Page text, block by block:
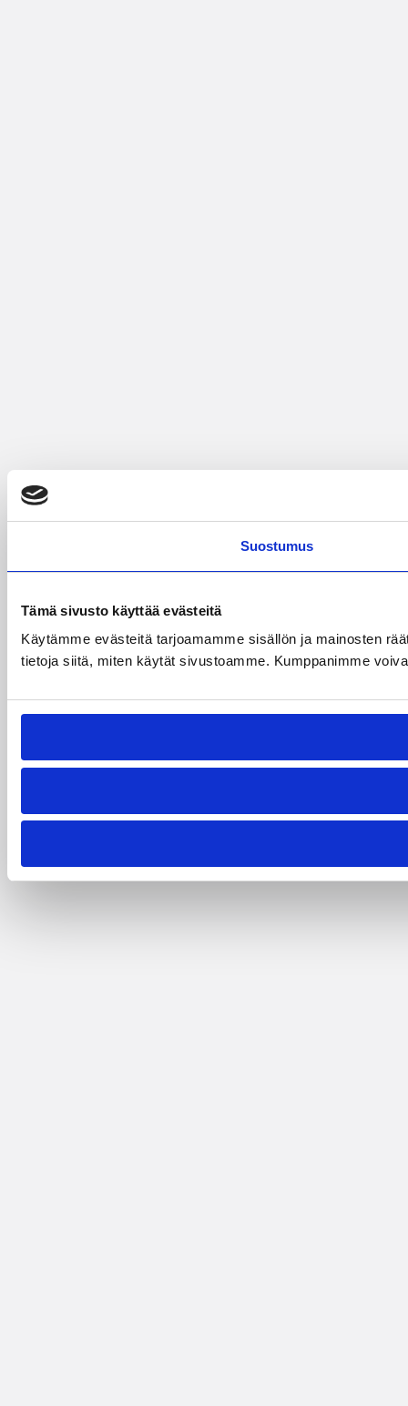
Suostumus
Tämä sivusto käyttää evästeitä
Käytämme evästeitä tarjoamamme sisällön ja mainosten
tietoja siitä, miten käytät sivustoamme. Kumppanimme